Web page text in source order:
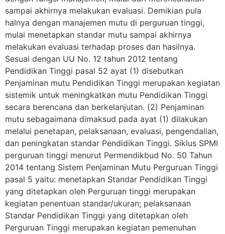
sampai akhirnya melakukan evaluasi. Demikian pula
halnya dengan manajemen mutu di perguruan tinggi,
mulai menetapkan standar mutu sampai akhirnya
melakukan evaluasi terhadap proses dan hasilnya.
Sesuai dengan UU No. 12 tahun 2012 tentang
Pendidikan Tinggi pasal 52 ayat (1) disebutkan
Penjaminan mutu Pendidikan Tinggi merupakan kegiatan
sistemik untuk meningkatkan mutu Pendidikan Tinggi
secara berencana dan berkelanjutan. (2) Penjaminan
mutu sebagaimana dimaksud pada ayat (1) dilakukan
melalui penetapan, pelaksanaan, evaluasi, pengendalian,
dan peningkatan standar Pendidikan Tinggi. Siklus SPMI
perguruan tinggi menurut Permendikbud No. 50 Tahun
2014 tentang Sistem Penjaminan Mutu Perguruan Tinggi
pasal 5 yaitu: menetapkan Standar Pendidikan Tinggi
yang ditetapkan oleh Perguruan tinggi merupakan
kegiatan penentuan standar/ukuran; pelaksanaan
Standar Pendidikan Tinggi yang ditetapkan oleh
Perguruan Tinggi merupakan kegiatan pemenuhan